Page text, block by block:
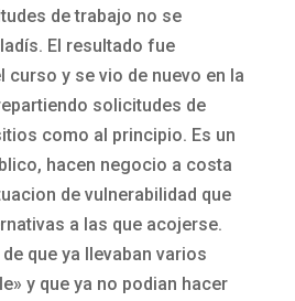
de trabajo no se
El resultado fue
curso y se vio de nuevo en la
solicitudes de
como al principio. Es un
hacen negocio a costa
de vulnerabilidad que
a las que acojerse.
que ya llevaban varios
y que ya no podian hacer